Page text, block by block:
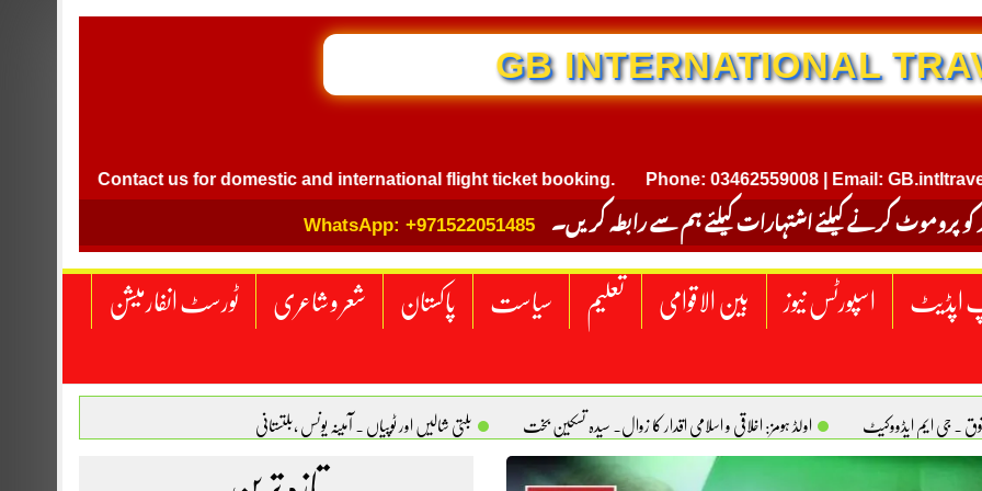
GB INTERNATIONAL TRAVEL
Contact us for domestic and international flight ticket booking. Phone: 03462559008 | Email:
کو پروموٹ کرنے کیلئے اشتہارات کیلئے ہم سے رابطہ کریں۔ WhatsApp: +971522051485
اپڈیٹ اسپورٹس نیوز بین الاقوامی تعلیم سیاست پاکستان شعر و شاعری ٹورسٹ انفارمیشن
. جی ایم ایڈووکیٹ اولڈ ہومز: اخلاقی و اسلامی اقدار کا زوال. سیدہ تسکین بخت بلتی شالیں اور ٹوپیاں . آمینہ یونس ،بلتستانی
امریکا یومِ استحصالِ کشمیر انجینیئر علی رضوان چوہدری برقع پوشی اور مرد کی نگاہ . محمد اسامہ مہر(ملتان )